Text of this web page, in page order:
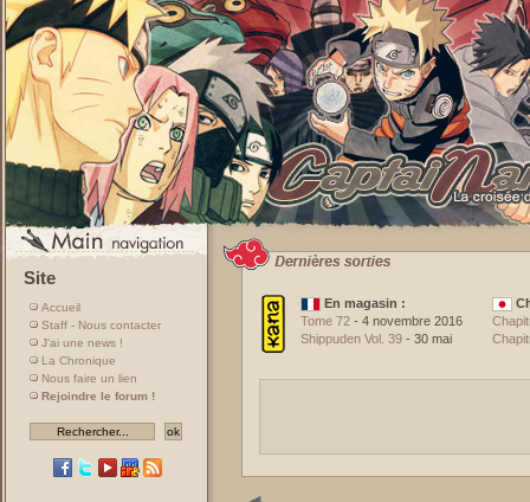
Site
Accueil
Staff - Nous contacter
J'ai une news !
La Chronique
Nous faire un lien
Rejoindre le forum !
En magasin :
Tome 72 - 4 novembre 2016
Shippuden Vol. 39 - 30 mai